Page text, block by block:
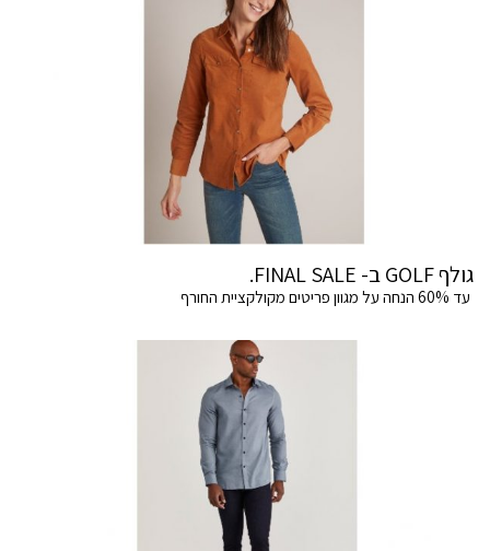
גולף GOLF ב- FINAL SALE.
עד 60% הנחה על מגוון פריטים מקולקציית החורף